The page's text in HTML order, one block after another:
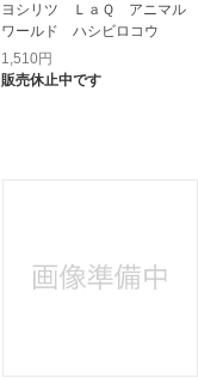
ヨシリツ ＬａＱ アニマル
ワールド ハシビロコウ
1,510円
販売休止中です